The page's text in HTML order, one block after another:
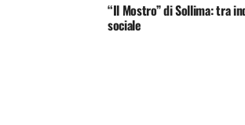
“Il Mostro” di Sollima: tra
sociale